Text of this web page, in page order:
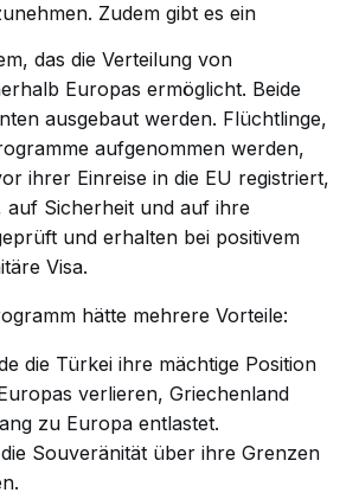
Zudem gibt es ein
das die Verteilung von
Europas ermöglicht. Beide
ausgebaut werden. Flüchtlinge,
aufgenommen werden,
ihrer Einreise in die EU registriert,
auf Sicherheit und auf ihre
und erhalten bei positivem
Visa.
hätte mehrere Vorteile:
die Türkei ihre mächtige Position
verlieren, Griechenland
zu Europa entlastet.
Souveränität über ihre Grenzen